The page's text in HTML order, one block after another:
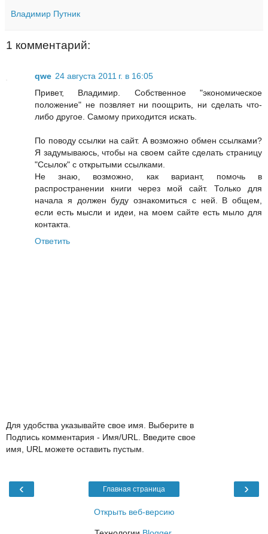
Владимир Путник
1 комментарий:
qwe 24 августа 2011 г. в 16:05
Привет, Владимир. Собственное "экономическое
положение" не позвляет ни поощрить, ни сделать что-
либо другое. Самому приходится искать.
По поводу ссылки на сайт. А возможно обмен ссылками?
Я задумываюсь, чтобы на своем сайте сделать страницу
"Ссылок" с открытыми ссылками.
Не знаю, возможно, как вариант, помочь в
распространении книги через мой сайт. Только для
начала я должен буду ознакомиться с ней. В общем,
если есть мысли и идеи, на моем сайте есть мыло для
контакта.
Ответить
Для удобства указывайте свое имя. Выберите в
Подпись комментария - Имя/URL. Введите свое
имя, URL можете оставить пустым.
‹ ›
Главная страница
Открыть веб-версию